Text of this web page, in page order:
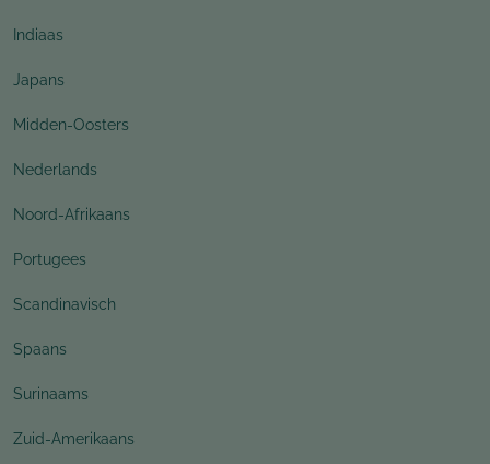
Indiaas
Japans
Midden-Oosters
Nederlands
Noord-Afrikaans
Portugees
Scandinavisch
Spaans
Surinaams
Zuid-Amerikaans